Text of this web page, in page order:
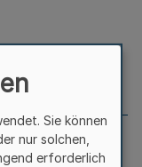
der
Sie können
nur solchen,
erforderlich